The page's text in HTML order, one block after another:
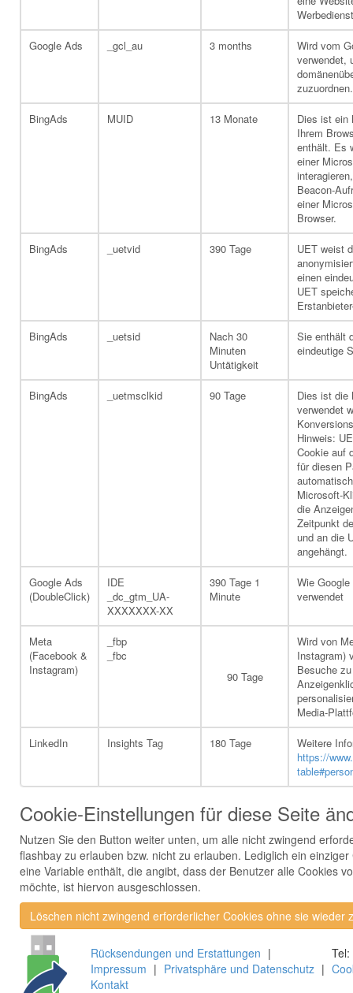
Google Ads _gcl_au 3 months
Wird vom
verwendet,
zuzuordnen.
BingAds MUID 13 Monate
Dies ist ein
Ihrem
enthält. Es
einer
Beacon-
einer
Browser.
BingAds _uetvid 390 Tage
UET weist
einen
UET
BingAds _uetsid
Nach 30
Minuten
Untätigkeit
Sie enthält
eindeutige
BingAds _uetmsclkid 90 Tage
Dies ist die
verwendet
Hinweis:
Cookie auf
für diesen
Microsoft-
die
Zeitpunkt
und an die
angehängt.
Google Ads
(DoubleClick)
IDE
_dc_gtm_UA-
XXXXXXX-XX
390 Tage 1
Minute
Wie
verwendet
Meta
(Facebook &
Instagram)
_fbp
_fbc
90 Tage
Wird von
Instagram)
Besuche
Media-
LinkedIn Insights Tag 180 Tage
Weitere
https://
Cookie-Einstellungen für diese Seite
Nutzen Sie den Button weiter unten, um alle nicht zwingend
flashbay zu erlauben bzw. nicht zu erlauben. Lediglich ein
eine Variable enthält, die angibt, dass der Benutzer alle Cookies
möchte, ist hiervon ausgeschlossen.
Löschen nicht zwingend erforderlicher Cookies ohne sie wieder
Tel:
Rücksendungen und Erstattungen |
Impressum | Privatsphäre und Datenschutz |
Kontakt